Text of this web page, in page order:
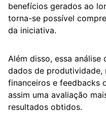
benefícios gerados ao
torna-se possível
da iniciativa.
Além disso, essa
dados de produtividade,
financeiros e feedbacks
assim uma avaliação
resultados obtidos.